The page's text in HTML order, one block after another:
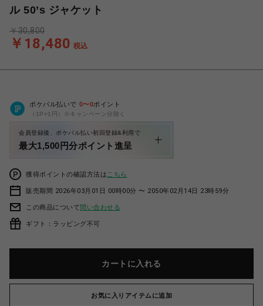
ル 50’s ジャケット
￥18,480 税込
￥30,800
ポケパル払いで 0〜0ポイント
（1P=1円）※キャンペーン分除く
会員登録後、ポケパル払い初回登録&利用で
最大1,500円分ポイント進呈
獲得ポイントの確認方法は こちら
販売期間 2026年03月01日 00時00分 〜 2050年02月14日 23時59分
この商品について問い合わせる
ギフト：ラッピング不可
カートに入れる
お気に入りアイテムに追加